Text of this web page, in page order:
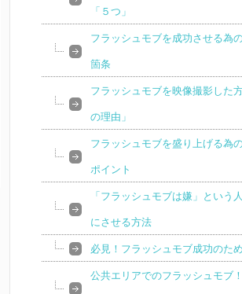
「５つ」
フラッシュモブを成功させる為
箇条
フラッシュモブを映像撮影した
の理由」
フラッシュモブを盛り上げる為
ポイント
「フラッシュモブは嫌」という
にさせる方法
必見！フラッシュモブ成功のた
公共エリアでのフラッシュモブ